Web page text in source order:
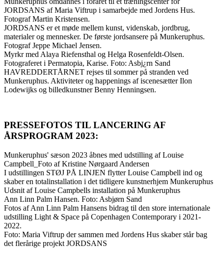
JORDSANS af Maria Viftrup i samarbejde med Jordens Hus.
Fotograf Martin Kristensen.
JORDSANS er et møde mellem kunst, videnskab, jordbrug,
materialer og mennesker. De første jordsansere på Munkeruphus.
Fotograf Jeppe Michael Jensen.
Myrkr med Alaya Riefensthal og Helga Rosenfeldt-Olsen.
Fotograferet i Permatopia, Karise. Foto: Asbj¿rn Sand
HAVREDDERTÅRNET rejses til sommer på stranden ved
Munkeruphus. Aktiviteter og happenings af iscenesætter Ilon
Lodewijks og billedkunstner Benny Henningsen.
PRESSEFOTOS TIL LANCERING AF
ÅRSPROGRAM 2023:
Munkeruphus' sæson 2023 åbnes med udstilling af Louise
Campbell_Foto af Kristine Nørgaard Andersen
I udstillingen STØJ PÅ LINJEN flytter Louise Campbell ind og
skaber en totalinstallation i det tidligere kunstnerhjem Munkeruphus
Udsnit af Louise Campbells installation på Munkeruphus
Ann Linn Palm Hansen. Foto: Asbjørn Sand
Fotos af Ann Linn Palm Hansens bidrag til den store internationale
udstilling Light & Space på Copenhagen Contemporary i 2021-
2022.
Foto: Maria Viftrup der sammen med Jordens Hus skaber står bag
det flerårige projekt JORDSANS